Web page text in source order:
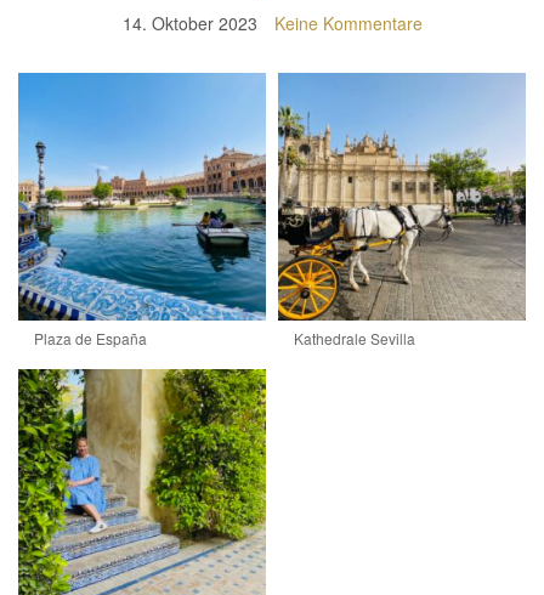
14. Oktober 2023 Keine Kommentare
Plaza de España Kathedrale Sevilla